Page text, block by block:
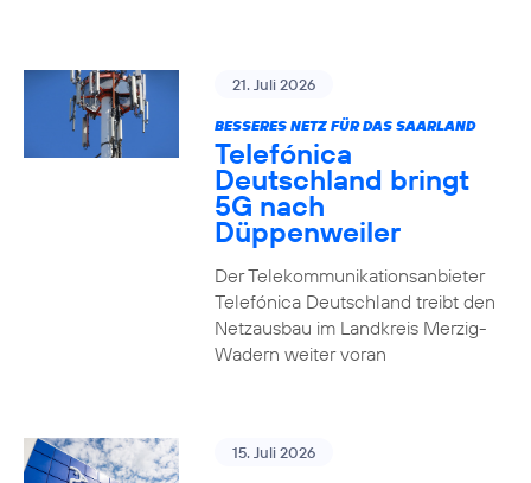
21. Juli 2026
BESSERES NETZ FÜR DAS SAARLAND
Telefónica
Deutschland bringt
5G nach
Düppenweiler
Der Telekommunikationsanbieter
Telefónica Deutschland treibt den
Netzausbau im Landkreis Merzig-
Wadern weiter voran
15. Juli 2026